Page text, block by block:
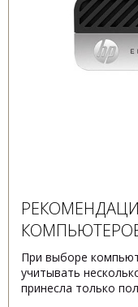
При выборе
учитывать
принесла только